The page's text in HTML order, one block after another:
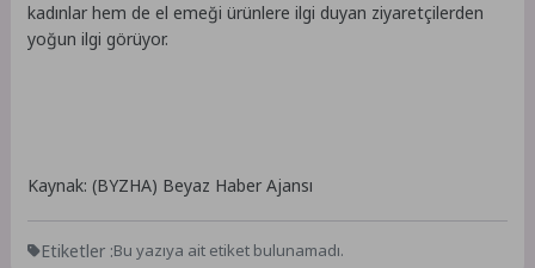
kadınlar hem de el emeği ürünlere ilgi duyan ziyaretçilerden
yoğun ilgi görüyor.
Kaynak: (BYZHA) Beyaz Haber Ajansı
Etiketler :Bu yazıya ait etiket bulunamadı.